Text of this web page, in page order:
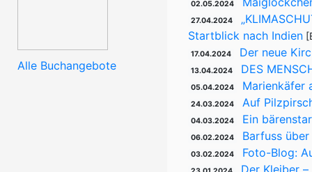
Alle Buchangebote
02.05.2024
27.04.2024
Startblick nach Indien
17.04.2024 Der neue
13.04.2024 DES
05.04.2024 Marienkäfer
24.03.2024 Auf
04.03.2024 Ein
06.02.2024 Barfuss
03.02.2024 Foto-Blog:
Der Kleiber